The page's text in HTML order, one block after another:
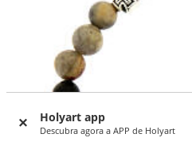
Holyart app
Descubra agora a APP de Holyart